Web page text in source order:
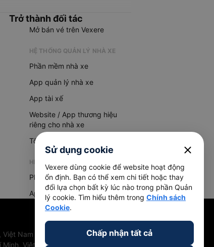
Trở thành đối tác
Mở bán vé trên Vexere
HỆ THỐNG QUẢN LÝ NHÀ XE
Phần mềm nhà xe
App quản lý nhà xe
App tài xế
Website / App thương hiệu
riêng cho nhà xe
Tổng đài AI
HỆ THỐNG QUẢN LÝ HÀNG HOÁ
Phần mềm quản lý hàng hoá
App quản lý hàng hoá
Việt Nam
Việt Nam
Sử dụng cookie close
Vexere dùng cookie để website hoạt động
ổn định. Bạn có thể xem chi tiết hoặc thay
đổi lựa chọn bất kỳ lúc nào trong phần Quản
lý cookie. Tìm hiểu thêm trong Chính sách
Cookie.
Chấp nhận tất cả